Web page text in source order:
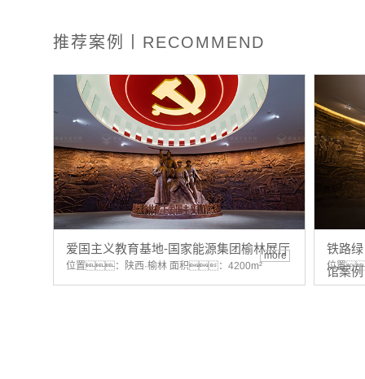
推荐案例丨RECOMMEND
爱国主义教育基地-国家能源集团榆林展厅
位置：陕西·榆林 面积：4200m²
more
铁路
馆案例
位置